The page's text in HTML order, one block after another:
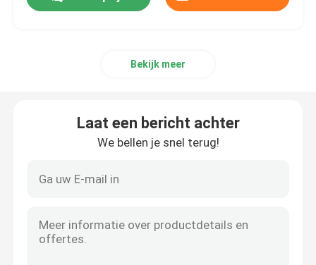
Thuis
Bekijk meer
Laat een bericht achter
We bellen je snel terug!